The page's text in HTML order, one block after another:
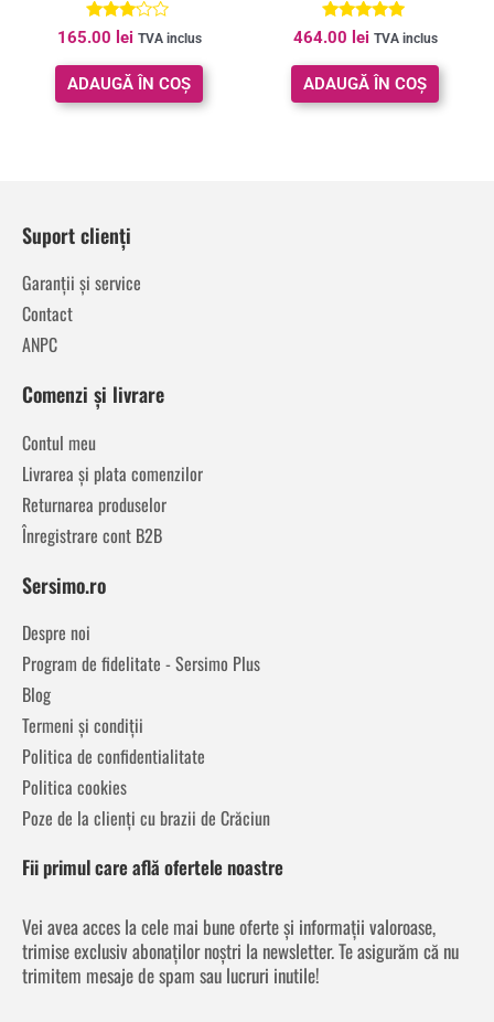
Evaluat
la
3.00
din 5
165.00 lei TVA inclus
ADAUGĂ ÎN COȘ
Evaluat la
5.00
din 5
464.00 lei TVA inclus
ADAUGĂ ÎN COȘ
Suport clienți
Garanții și service
Contact
ANPC
Comenzi și livrare
Contul meu
Livrarea și plata comenzilor
Returnarea produselor
Înregistrare cont B2B
Sersimo.ro
Despre noi
Program de fidelitate - Sersimo Plus
Blog
Termeni și condiții
Politica de confidentialitate
Politica cookies
Poze de la clienți cu brazii de Crăciun
Fii primul care află ofertele noastre
Vei avea acces la cele mai bune oferte și informații valoroase,
trimise exclusiv abonaților noștri la newsletter. Te asigurăm că nu
trimitem mesaje de spam sau lucruri inutile!